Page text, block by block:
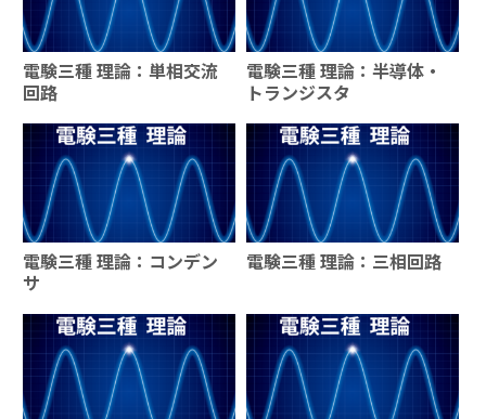
電験三種 理論：単相交流
回路
電験三種 理論：半導体・
トランジスタ
電験三種 理論：コンデン
サ
電験三種 理論：三相回路